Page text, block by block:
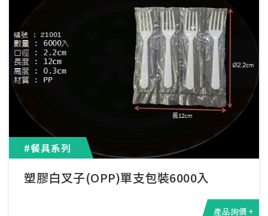
#餐具系列
塑膠白叉子(OPP)單支包裝6000入
產品詢價 +